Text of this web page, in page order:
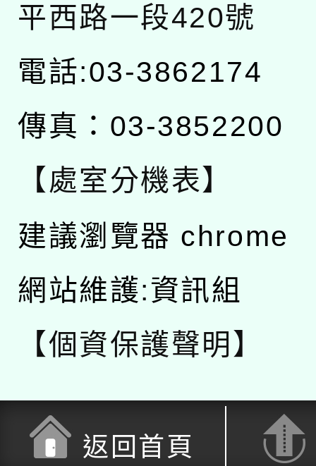
平西路一段420號
電話:03-3862174
傳真：03-3852200
【處室分機表】
建議瀏覽器 chrome
網站維護:資訊組
【個資保護聲明】
返回首頁